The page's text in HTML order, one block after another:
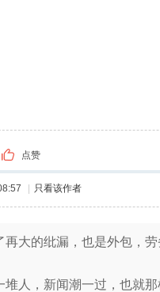
点赞
只看该作者
再大的纰漏，也是外包，劳
堆人，新闻潮一过，也就那